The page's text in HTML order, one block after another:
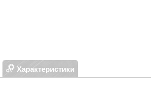
Характеристики